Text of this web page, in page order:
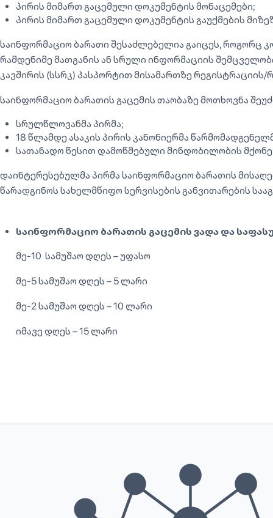
პირის მიმართ გაცემული დოკუმენტის მონაცემები;
პირის მიმართ გაცემული დოკუმენტის გაუქმების
საინფორმაციო ბარათი შესაძლებელია გაიცეს, როგორც
რამდენიმე მათგანის ან სრული ინფორმაციის
კავშირის (სსრკ) პასპორტით მისამართზე
საინფორმაციო ბარათის გაცემის თაობაზე მოთხოვნა
სრულწლოვანმა პირმა;
18 წლამდე ასაკის პირის კანონიერმა
სათანადო წესით დამოწმებული მინდობილობის მქონე
დაინტერესებულმა პირმა საინფორმაციო ბარათის
წარადგინოს სახელმწიფო სერვისების განვითარების
საინფორმაციო ბარათის გაცემის ვადა და
მე-10 სამუშაო დღეს – უფასო
მე-5 სამუშაო დღეს – 5 ლარი
მე-2 სამუშაო დღეს – 10 ლარი
იმავე დღეს – 15 ლარი